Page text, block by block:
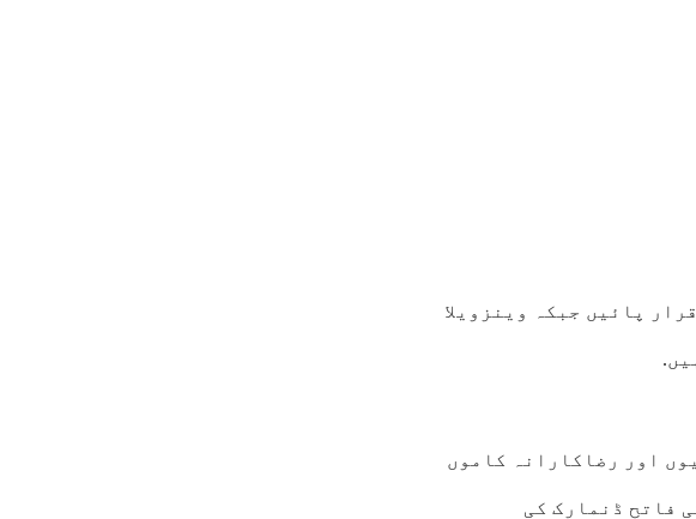
پائیں جبکہ وینزویلا
اور رضاکارانہ کاموں
فاتح ڈنمارک کی